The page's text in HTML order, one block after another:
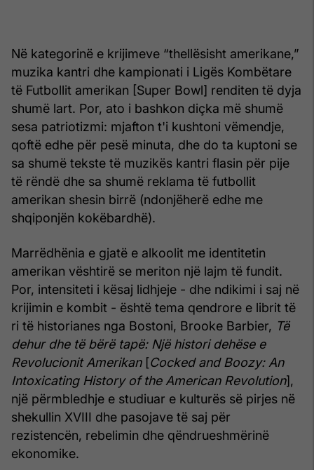
Në kategorinë e krijimeve “thellësisht amerikane,”
muzika kantri dhe kampionati i Ligës Kombëtare
të Futbollit amerikan [Super Bowl] renditen të dyja
shumë lart. Por, ato i bashkon diçka më shumë
sesa patriotizmi: mjafton t'i kushtoni vëmendje,
qoftë edhe për pesë minuta, dhe do ta kuptoni se
sa shumë tekste të muzikës kantri flasin për pije
të rëndë dhe sa shumë reklama të futbollit
amerikan shesin birrë (ndonjëherë edhe me
shqiponjën kokëbardhë).
Marrëdhënia e gjatë e alkoolit me identitetin
amerikan vështirë se meriton një lajm të fundit.
Por, intensiteti i kësaj lidhjeje - dhe ndikimi i saj në
krijimin e kombit - është tema qendrore e librit të
ri të historianes nga Bostoni, Brooke Barbier, Të
dehur dhe të bërë tapë: Një histori dehëse e
Revolucionit Amerikan[Cocked and Boozy: An
Intoxicating History of the American Revolution],
një përmbledhje e studiuar e kulturës së pirjes në
shekullin XVIII dhe pasojave të saj për
rezistencën, rebelimin dhe qëndrueshmërinë
ekonomike.